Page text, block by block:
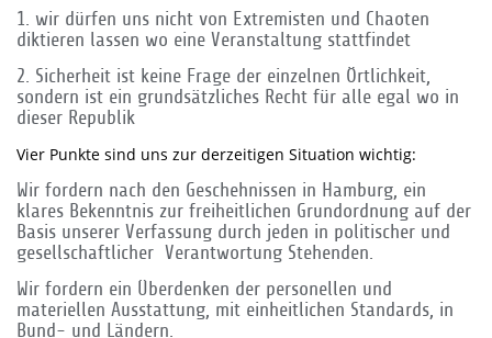
1. wir dürfen uns nicht von Extremisten und Chaoten
diktieren lassen wo eine Veranstaltung stattfindet
2. Sicherheit ist keine Frage der einzelnen Örtlichkeit,
sondern ist ein grundsätzliches Recht für alle egal wo in
dieser Republik
Vier Punkte sind uns zur derzeitigen Situation wichtig:
Wir fordern nach den Geschehnissen in Hamburg, ein
klares Bekenntnis zur freiheitlichen Grundordnung auf der
Basis unserer Verfassung durch jeden in politischer und
gesellschaftlicher Verantwortung Stehenden.
Wir fordern ein Überdenken der personellen und
materiellen Ausstattung, mit einheitlichen Standards, in
Bund- und Ländern.